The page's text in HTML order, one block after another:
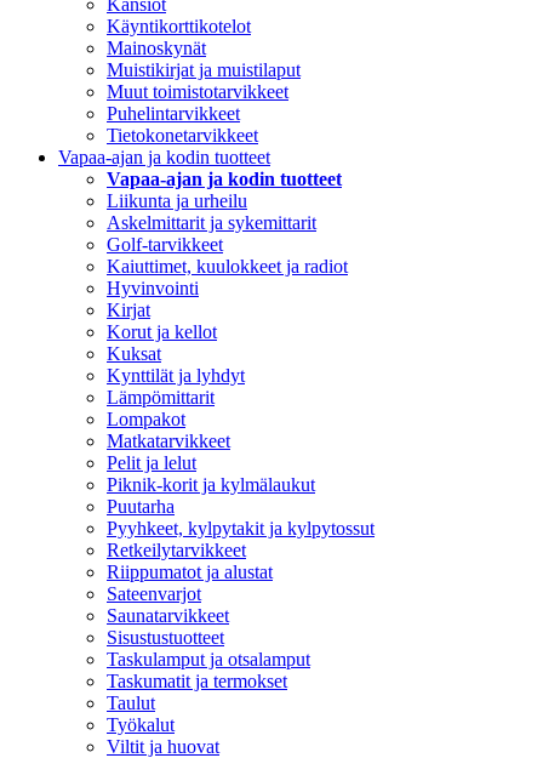
Kansiot
Käyntikorttikotelot
Mainoskynät
Muistikirjat ja muistilaput
Muut toimistotarvikkeet
Puhelintarvikkeet
Tietokonetarvikkeet
Vapaa-ajan ja kodin tuotteet
Vapaa-ajan ja kodin tuotteet
Liikunta ja urheilu
Askelmittarit ja sykemittarit
Golf-tarvikkeet
Kaiuttimet, kuulokkeet ja radiot
Hyvinvointi
Kirjat
Korut ja kellot
Kuksat
Kynttilät ja lyhdyt
Lämpömittarit
Lompakot
Matkatarvikkeet
Pelit ja lelut
Piknik-korit ja kylmälaukut
Puutarha
Pyyhkeet, kylpytakit ja kylpytossut
Retkeilytarvikkeet
Riippumatot ja alustat
Sateenvarjot
Saunatarvikkeet
Sisustustuotteet
Taskulamput ja otsalamput
Taskumatit ja termokset
Taulut
Työkalut
Viltit ja huovat